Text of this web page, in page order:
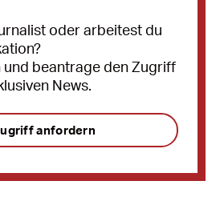
oder arbeitest du
und beantrage den Zugriff
News.
anfordern